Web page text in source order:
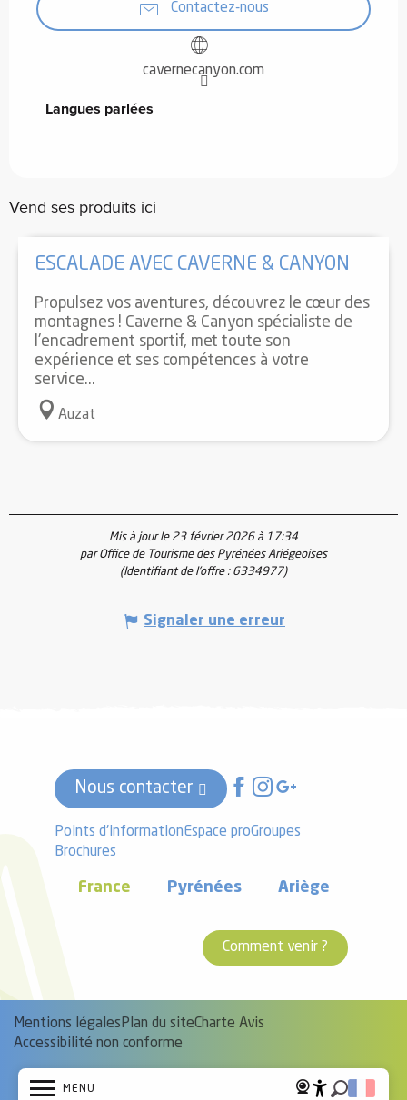
MENU
Contactez-nous
cavernecanyon.com
Langues parlées
Langues parlées
Vend ses produits ici
ESCALADE AVEC CAVERNE & CANYON
Propulsez vos aventures, découvrez le cœur des
montagnes ! Caverne & Canyon spécialiste de
l'encadrement sportif, met toute son
expérience et ses compétences à votre
service...
Auzat
Mis à jour le 23 février 2026 à 17:34
par Office de Tourisme des Pyrénées Ariégeoises
(Identifiant de l'offre : 6334977)
Signaler une erreur
Nous contacter
Points d'informationEspace proGroupes
Brochures
France Pyrénées Ariège
Comment venir ?
Mentions légalesPlan du siteCharte Avis
Accessibilité non conforme